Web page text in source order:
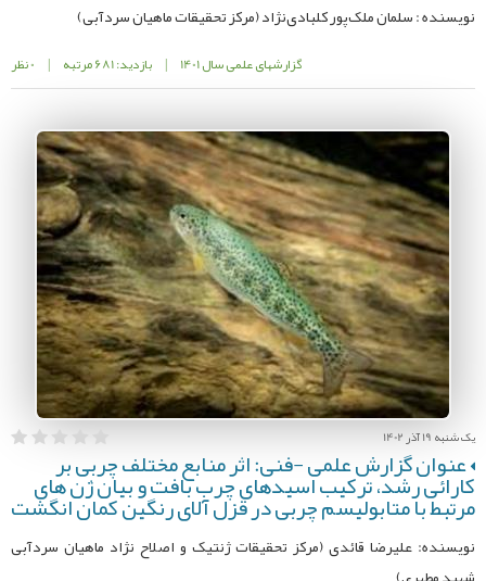
نویسنده : سلمان ملک‌پور کلبادی‌نژاد (مرکز تحقیقات ماهیان سردآبی)
گزارشهای علمی سال 1401 | بازدید: 681 مرتبه | 0 نظر
یک شنبه 19 آذر 1402
عنوان گزارش علمی -فنی: اثر منابع مختلف چربی بر
کارائی رشد، ترکیب اسیدهای چرب بافت و بیان ژن های
مرتبط با متابولیسم چربی در قزل آلای رنگین کمان انگشت
نویسنده: علیرضا قائدی (مرکز تحقیقات ژنتیک و اصلاح نژاد ماهیان سردآبی